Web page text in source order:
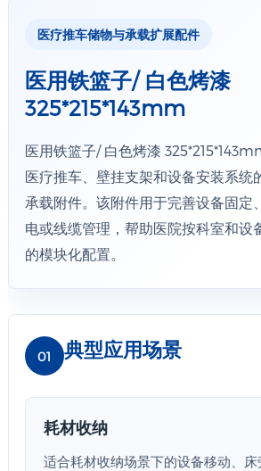
医疗推车储物与承载扩展配件
医用铁篮子/ 白色烤漆
325*215*143mm
医用铁篮子/ 白色烤漆
医疗推车、壁挂支架和设备安装系统
承载附件。该附件用于完善设备固定
电或线缆管理，帮助医院按科室和设
的模块化配置。
01 典型应用场景
耗材收纳
适合耗材收纳场景下的设备移动、